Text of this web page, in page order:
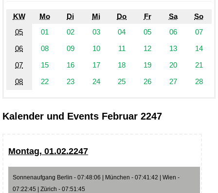
KW Mo Di Mi Do Fr Sa
So
05
01 02 03 04 05 06
07
06
08 09 10 11 12 13
14
07
15 16 17 18 19 20
21
08
22 23 24 25 26 27 28
Kalender und Events Februar 2247
Montag, 01.02.2247
Sonnenaufgang Berlin - 07:48:06 | München - 07:41:42 | Wien -
07:22:45 | Zürich - 07:51:45